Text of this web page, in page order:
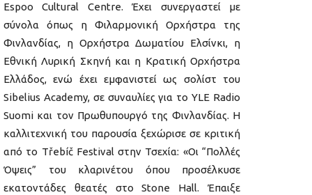
Espoo Cultural Centre. Έχει συνεργαστεί με
σύνολα όπως η Φιλαρμονική Ορχήστρα της
Φινλανδίας, η Ορχήστρα Δωματίου Ελσίνκι, η
Εθνική Λυρική Σκηνή και η Κρατική Ορχήστρα
Ελλάδος, ενώ έχει εμφανιστεί ως σολίστ του
Sibelius Academy, σε συναυλίες για το YLE Radio
Suomi και τον Πρωθυπουργό της Φινλανδίας. Η
καλλιτεχνική του παρουσία ξεχώρισε σε κριτική
από το Třebíč Festival στην Τσεχία: «Οι “Πολλές
Όψεις” του κλαρινέτου όπου προσέλκυσε
εκατοντάδες θεατές στο Stone Hall. Έπαιξε